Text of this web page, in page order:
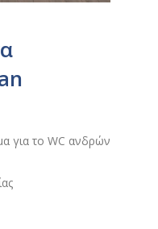
για το WC ανδρών